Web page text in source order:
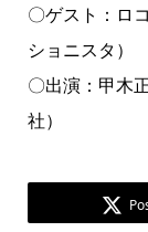
〇ゲスト：ロ
ショニスタ）
〇出演：甲木
社）